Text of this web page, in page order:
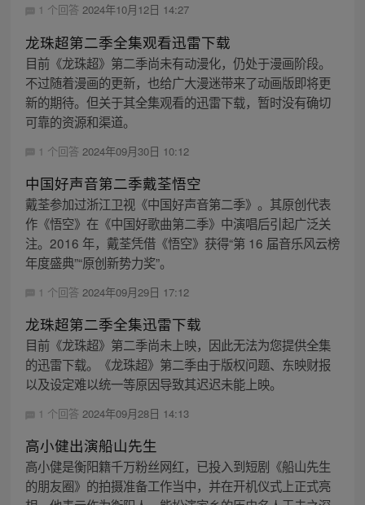
1 个回答 2024年10月12日 14:27
龙珠超第二季全集观看迅雷下载
目前《龙珠超》第二季尚未有动漫化，仍处于漫画阶段。
不过随着漫画的更新，也给广大漫迷带来了动画版即将更
新的期待。但关于其全集观看的迅雷下载，暂时没有确切
可靠的资源和渠道。
1 个回答 2024年09月30日 10:12
中国好声音第二季戴荃悟空
戴荃参加过浙江卫视《中国好声音第二季》。其原创代表
作《悟空》在《中国好歌曲第二季》中演唱后引起广泛关
注。2016 年，戴荃凭借《悟空》获得“第 16 届音乐风云榜
年度盛典”“原创新势力奖”。
1 个回答 2024年09月29日 17:12
龙珠超第二季全集迅雷下载
目前《龙珠超》第二季尚未上映，因此无法为您提供全集
的迅雷下载。《龙珠超》第二季由于版权问题、东映财报
以及设定难以统一等原因导致其迟迟未能上映。
1 个回答 2024年09月28日 14:13
高小健出演船山先生
高小健是衡阳籍千万粉丝网红，已投入到短剧《船山先生
的朋友圈》的拍摄准备工作当中，并在开机仪式上正式亮